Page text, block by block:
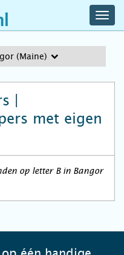
(Maine)
|
met eigen
op letter B in Bangor